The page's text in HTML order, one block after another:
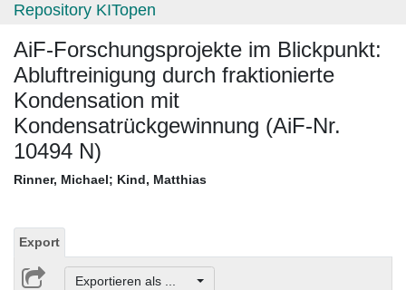
Repository KITopen
AiF-Forschungsprojekte im Blickpunkt:
Abluftreinigung durch fraktionierte
Kondensation mit
Kondensatrückgewinnung (AiF-Nr.
10494 N)
Rinner, Michael; Kind, Matthias
Export
Exportieren als ...